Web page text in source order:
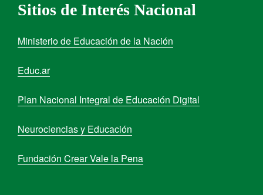
Sitios de Interés Nacional
Ministerio de Educación de la Nación
Educ.ar
Plan Nacional Integral de Educación Digital
Neurociencias y Educación
Fundación Crear Vale la Pena